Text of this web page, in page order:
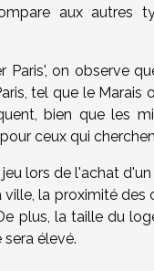
aux autres
Paris', on observe
tel que le Marais
bien que les
ceux qui
lors de l'achat
la proximité
plus, la taille du
élevé.